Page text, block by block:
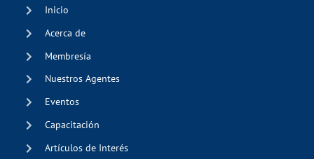
Inicio
Acerca de
Membresía
Nuestros Agentes
Eventos
Capacitación
Artículos de Interés